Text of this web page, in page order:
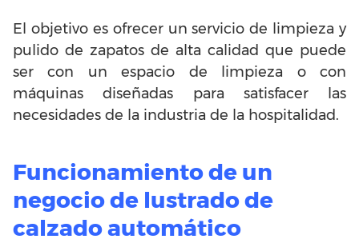
El objetivo es ofrecer un servicio de limpieza y
pulido de zapatos de alta calidad que puede
ser con un espacio de limpieza o con
máquinas diseñadas para satisfacer las
necesidades de la industria de la hospitalidad.
Funcionamiento de un
negocio de lustrado de
calzado automático